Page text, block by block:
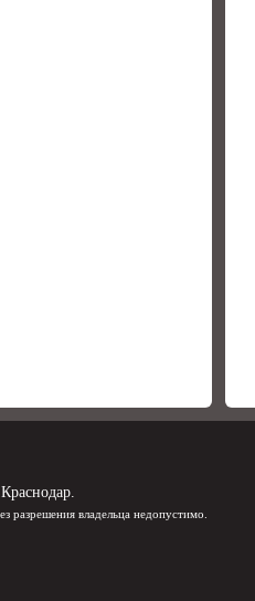
разрешения владельца недопустимо.